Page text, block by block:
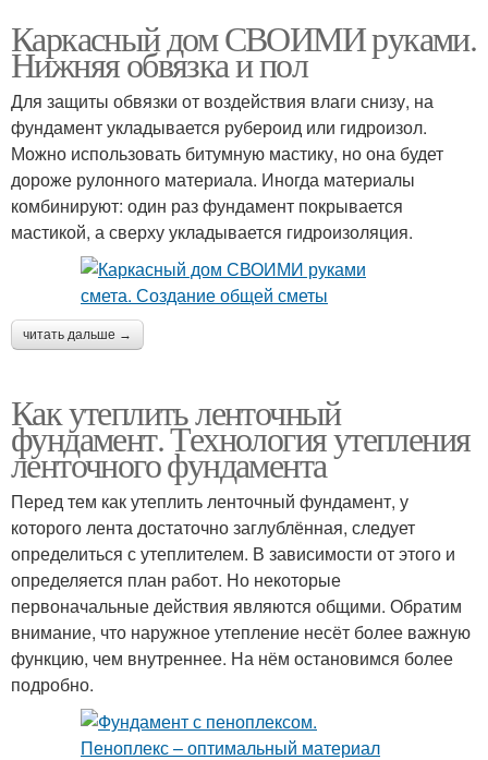
Каркасный дом СВОИМИ руками.
Нижняя обвязка и пол
Для защиты обвязки от воздействия влаги снизу, на
фундамент укладывается рубероид или гидроизол.
Можно использовать битумную мастику, но она будет
дороже рулонного материала. Иногда материалы
комбинируют: один раз фундамент покрывается
мастикой, а сверху укладывается гидроизоляция.
читать дальше →
Как утеплить ленточный
фундамент. Технология утепления
ленточного фундамента
Перед тем как утеплить ленточный фундамент, у
которого лента достаточно заглублённая, следует
определиться с утеплителем. В зависимости от этого и
определяется план работ. Но некоторые
первоначальные действия являются общими. Обратим
внимание, что наружное утепление несёт более важную
функцию, чем внутреннее. На нём остановимся более
подробно.